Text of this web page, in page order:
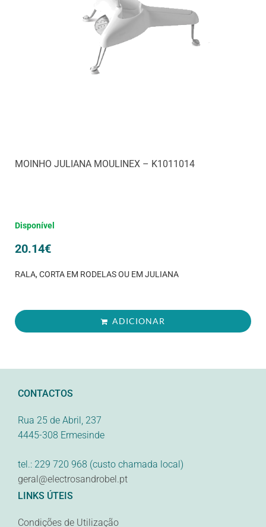
MOINHO JULIANA MOULINEX – K1011014
Disponível
20.14€
RALA, CORTA EM RODELAS OU EM JULIANA
ADICIONAR
CONTACTOS
Rua 25 de Abril, 237
4445-308 Ermesinde
tel.: 229 720 968 (custo chamada local)
geral@electrosandrobel.pt
LINKS ÚTEIS
Condições de Utilização